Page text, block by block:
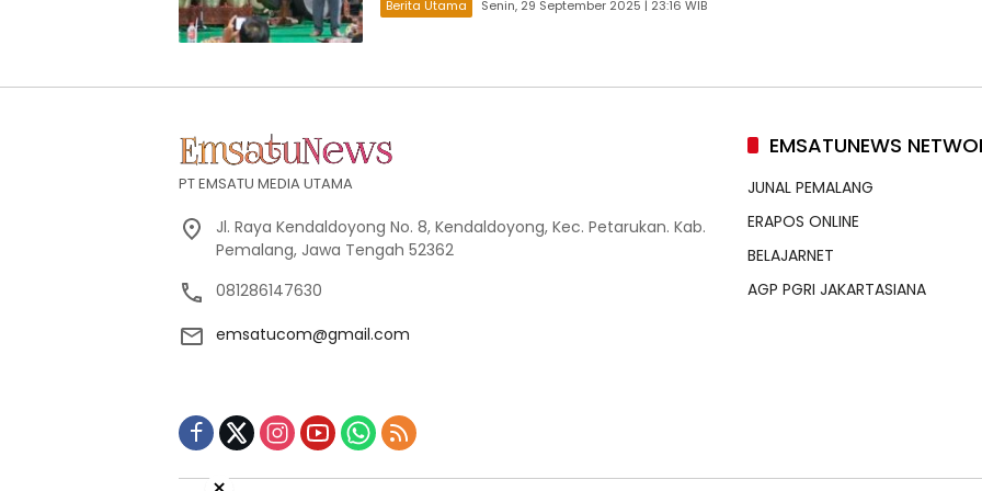
Berita Utama Senin, 29 September 2025 | 23:16 WIB
PT EMSATU MEDIA UTAMA
Jl. Raya Kendaldoyong No. 8, Kendaldoyong, Kec. Petarukan. Kab.
Pemalang, Jawa Tengah 52362
081286147630
emsatucom@gmail.com
EMSATUNEWS
JUNAL PEMALANG
ERAPOS ONLINE
BELAJARNET
AGP PGRI JAKARTASIANA